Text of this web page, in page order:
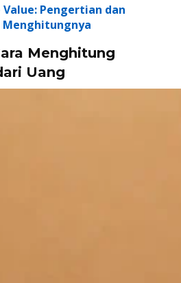
Value: Pengertian dan
Menghitungnya
Menghitung
Uang